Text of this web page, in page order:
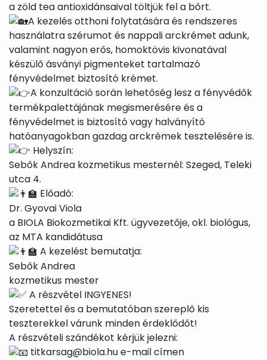
a zöld tea antioxidánsaival töltjük fel a bőrt.
A kezelés otthoni folytatására és rendszeres
használatra szérumot és nappali arckrémet adunk,
valamint nagyon erős, homoktövis kivonatával
készülő ásványi pigmenteket tartalmazó
fényvédelmet biztosító krémet.
A konzultáció során lehetőség lesz a fényvédők
termékpalettájának megismerésére és a
fényvédelmet is biztosító vagy halványító
hatóanyagokban gazdag arckrémek tesztelésére is.
Helyszín:
Sebők Andrea kozmetikus mesternél: Szeged, Teleki
utca 4.
Előadó:
Dr. Gyovai Viola
a BIOLA Biokozmetikai Kft. ügyvezetője, okl. biológus,
az MTA kandidátusa
A kezelést bemutatja:
Sebők Andrea
kozmetikus mester
A részvétel INGYENES!
Szeretettel és a bemutatóban szereplő kis
teszterekkel várunk minden érdeklődőt!
A részvételi szándékot kérjük jelezni:
titkarsag@biola.hu e-mail címen